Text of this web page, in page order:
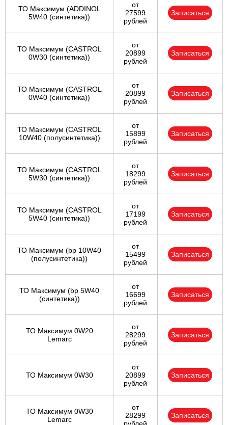
ТО Максимум (ADDINOL
5W40 (синтетика))
от
27599
рублей
Записаться
ТО Максимум (CASTROL
0W30 (синтетика))
от
20899
рублей
Записаться
ТО Максимум (CASTROL
0W40 (синтетика))
от
20899
рублей
Записаться
ТО Максимум (CASTROL
10W40 (полусинтетика))
от
15899
рублей
Записаться
ТО Максимум (CASTROL
5W30 (синтетика))
от
18299
рублей
Записаться
ТО Максимум (CASTROL
5W40 (синтетика))
от
17199
рублей
Записаться
ТО Максимум (bp 10W40
(полусинтетика))
от
15499
рублей
Записаться
ТО Максимум (bp 5W40
(синтетика))
от
16699
рублей
Записаться
ТО Максимум 0W20
Lemarc
от
28299
рублей
Записаться
ТО Максимум 0W30
от
20899
рублей
Записаться
ТО Максимум 0W30
Lemarc
от
28299
Записаться